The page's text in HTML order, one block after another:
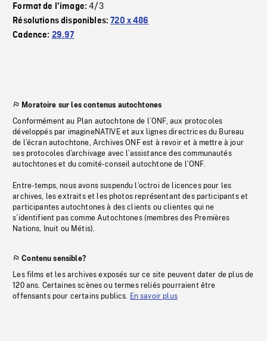
Format de l'image:4/3
Résolutions disponibles:720 x 486
Cadence: 29.97
Moratoire sur les contenus autochtones
Conformément au Plan autochtone de l’ONF, aux protocoles
développés par imagineNATIVE et aux lignes directrices du Bureau
de l’écran autochtone, Archives ONF est à revoir et à mettre à jour
ses protocoles d’archivage avec l’assistance des communautés
autochtones et du comité-conseil autochtone de l’ONF.
Entre-temps, nous avons suspendu l’octroi de licences pour les
archives, les extraits et les photos représentant des participants et
participantes autochtones à des clients ou clientes qui ne
s’identifient pas comme Autochtones (membres des Premières
Nations, Inuit ou Métis).
Contenu sensible?
Les films et les archives exposés sur ce site peuvent dater de plus de
120 ans. Certaines scènes ou termes reliés pourraient être
offensants pour certains publics. En savoir plus